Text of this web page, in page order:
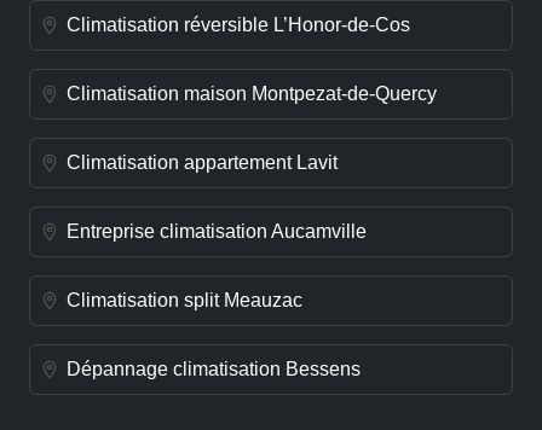
Climatisation réversible L’Honor-de-Cos
Climatisation maison Montpezat-de-Quercy
Climatisation appartement Lavit
Entreprise climatisation Aucamville
Climatisation split Meauzac
Dépannage climatisation Bessens